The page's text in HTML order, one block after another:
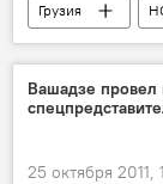
Грузия
Вашадзе провел
25 октября 2011,